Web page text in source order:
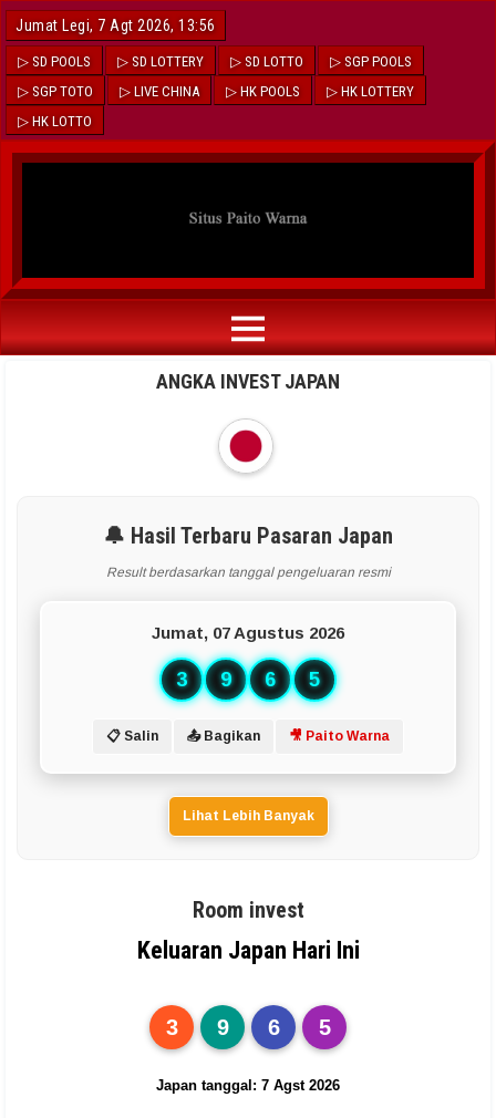
Jumat Legi, 7 Agt 2026, 13:56
▷ SD POOLS ▷ SD LOTTERY ▷ SD LOTTO
▷ SGP POOLS
▷ SGP TOTO
▷ LIVE CHINA ▷ HK POOLS
▷ HK LOTTERY
▷ HK LOTTO
ANGKA INVEST JAPAN
🔔 Hasil Terbaru Pasaran Japan
Result berdasarkan tanggal pengeluaran resmi
Jumat, 07 Agustus 2026
3 9 6 5
📋 Salin 📤 Bagikan 🎥 Paito Warna
Lihat Lebih Banyak
Room invest
Keluaran Japan Hari Ini
3 9 6 5
Japan tanggal: 7 Agst 2026